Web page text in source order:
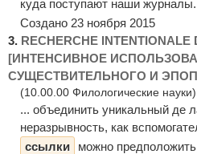
куда поступают наши журналы.
Создано 23 ноября 2015
3. RECHERCHE INTENTIONALE
[ИНТЕНСИВНОЕ
СУЩЕСТВИТЕЛЬНОГО И
(10.00.00 Филологические науки)
... объединить уникальный де
неразрывность, как
ссылки
можно